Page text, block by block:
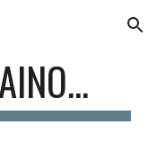
Skip to navigation